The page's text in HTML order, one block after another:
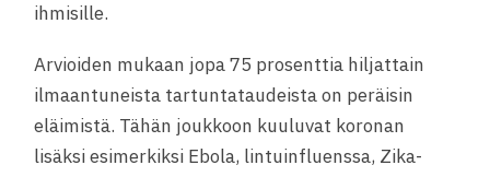
ihmisille.
Arvioiden mukaan jopa 75 prosenttia hiljattain
ilmaantuneista tartuntataudeista on peräisin
eläimistä. Tähän joukkoon kuuluvat koronan
lisäksi esimerkiksi Ebola, lintuinfluenssa, Zika-